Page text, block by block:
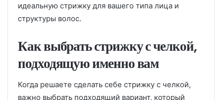
идеальную стрижку для вашего типа лица и
структуры волос.
Как выбрать стрижку с челкой,
подходящую именно вам
Когда решаете сделать себе стрижку с челкой,
важно выбрать подходящий вариант, который